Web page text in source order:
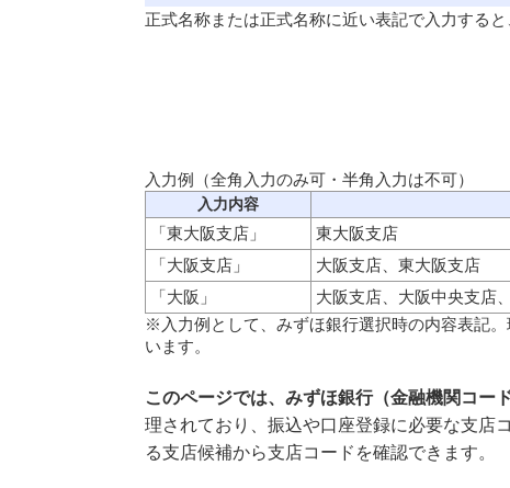
正式名称または正式名称に近い表記で入力する
入力例（全角入力のみ可・半角入力は不可）
入力内容
「東大阪支店」
東大阪支店
「大阪支店」
大阪支店、東大阪支店
「大阪」
大阪支店、大阪中央支店
※入力例として、みずほ銀行選択時の内容表記
います。
このページでは、みずほ銀行（金融機関コー
理されており、振込や口座登録に必要な支店
る支店候補から支店コードを確認できます。